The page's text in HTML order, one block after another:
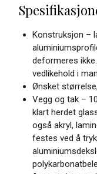
Konstruksjon –
deformeres
vedlikehold i
Ønsket
Vegg og tak –
klart herdet
også akryl,
festes ved å